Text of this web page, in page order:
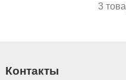
3
Контакты